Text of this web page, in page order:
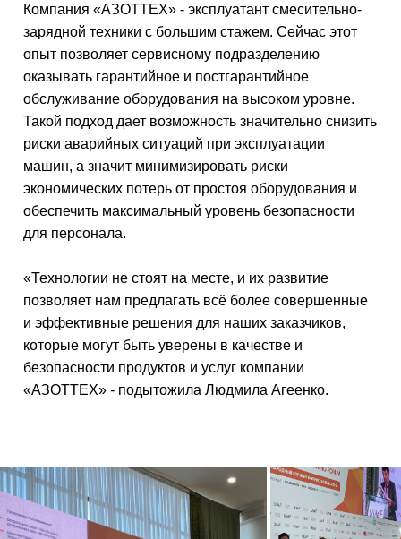
Компания «АЗОТТЕХ» - эксплуатант смесительно-
зарядной техники с большим стажем. Сейчас этот
опыт позволяет сервисному подразделению
оказывать гарантийное и постгарантийное
обслуживание оборудования на высоком уровне.
Такой подход дает возможность значительно снизить
риски аварийных ситуаций при эксплуатации
машин, а значит минимизировать риски
экономических потерь от простоя оборудования и
обеспечить максимальный уровень безопасности
для персонала.
«Технологии не стоят на месте, и их развитие
позволяет нам предлагать всё более совершенные
и эффективные решения для наших заказчиков,
которые могут быть уверены в качестве и
безопасности продуктов и услуг компании
«АЗОТТЕХ» - подытожила Людмила Агеенко.